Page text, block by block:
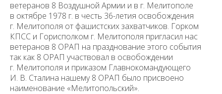
ветеранов 8 Воздушной Армии и в г. Мелитополе
в октябре 1978 г. в честь 36-летия освобождения
г. Мелитополя от фашистских захватчиков. Горком
КПСС и Горисполком г. Мелитополя пригласил нас
ветеранов 8 ОРАП на празднование этого события
так как 8 ОРАП участвовал в освобождении
г. Мелитополя и приказом Главнокомандующего
И. В. Сталина нашему 8 ОРАП было присвоено
наименование «Мелитопольский».